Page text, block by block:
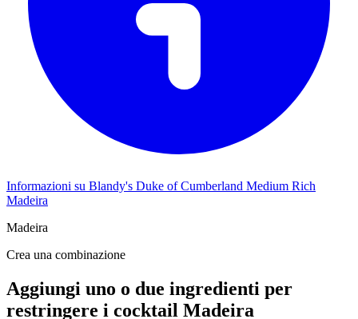
Informazioni su Blandy's Duke of Cumberland Medium Rich
Madeira
Madeira
Crea una combinazione
Aggiungi uno o due ingredienti per
restringere i cocktail Madeira